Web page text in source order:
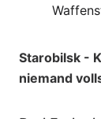
Starobilsk -
niemand